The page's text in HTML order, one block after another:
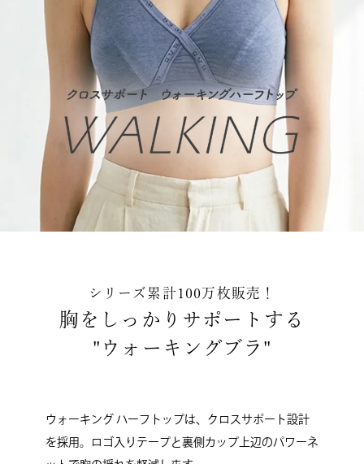
シリーズ累計100万枚販売！
胸をしっかりサポートする
"ウォーキングブラ"
ウォーキング ハーフトップは、クロスサポート設計
を採用。ロゴ入りテープと裏側カップ上辺のパワーネ